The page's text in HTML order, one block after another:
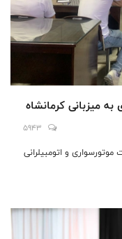
5943
هیئت موتورسواری و اتومبیلرانی